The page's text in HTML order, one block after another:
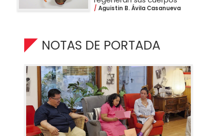
Aguistin B. Ávila Casanueva
NOTAS DE PORTADA